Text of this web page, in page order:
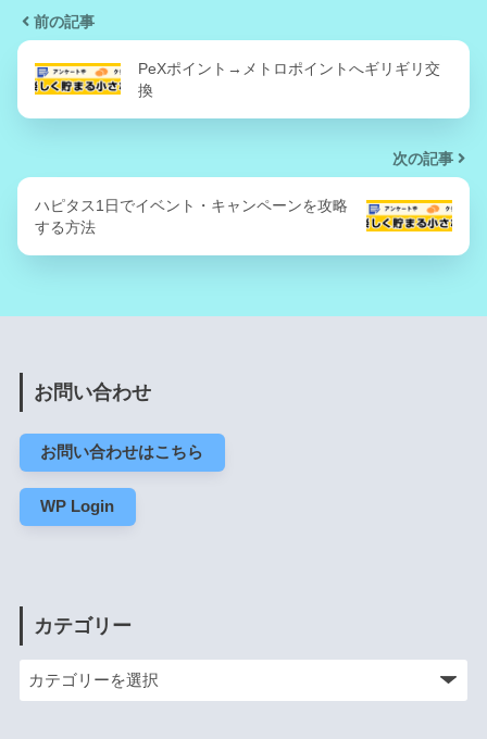
前の記事
PeXポイント→メトロポイントへギリギリ交
換
次の記事
ハピタス1日でイベント・キャンペーンを攻略
する方法
お問い合わせ
お問い合わせはこちら
WP Login
カテゴリー